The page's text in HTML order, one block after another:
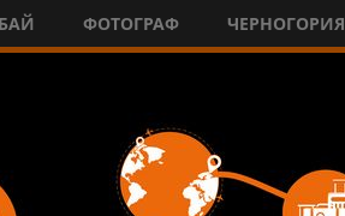
ФОТОГРАФ ЧЕРНОГОРИЯ